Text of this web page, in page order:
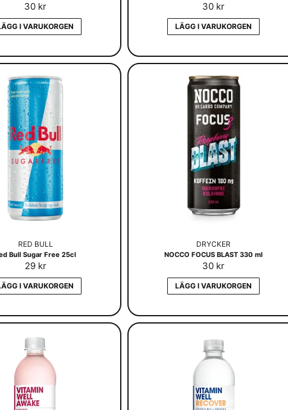
30 kr
I VARUKORGEN
30 kr
LÄGG I VARUKORGEN
RED BULL
Bull Sugar Free 25cl
29 kr
I VARUKORGEN
DRYCKER
NOCCO FOCUS BLAST 330 ml
30 kr
LÄGG I VARUKORGEN